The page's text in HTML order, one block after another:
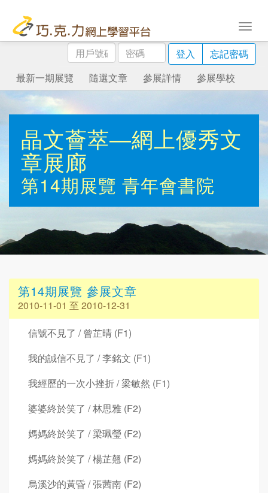
用
戶
號
碼
密
碼
登入
忘記密碼
最新一期展覽
隨選文章 參展詳情 參展學校
晶文薈萃—網上優秀文
章展廊
第14期展覽 青年會書院
第14期展覽 參展文章
2010-11-01 至 2010-12-31
信號不見了 / 曾芷晴 (F1)
我的誠信不見了 / 李銘文 (F1)
我經歷的一次小挫折 / 梁敏然 (F1)
婆婆終於笑了 / 林思雅 (F2)
媽媽終於笑了 / 梁珮瑩 (F2)
媽媽終於笑了 / 楊芷翹 (F2)
烏溪沙的黃昏 / 張茜南 (F2)